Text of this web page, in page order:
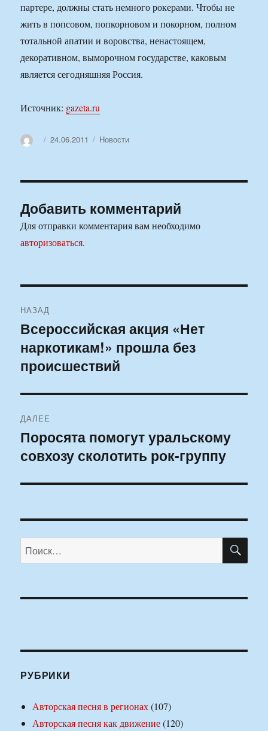
партере, должны стать немного рокерами. Чтобы не
жить в попсовом, попкорновом и покорном, полном
тотальной апатии и воровства, ненастоящем,
декоративном, выморочном государстве, каковым
является сегодняшняя Россия.
Источник: gazeta.ru
АвторОпубликовано
24.06.2011 Рубрики
Новости
Добавить комментарий
Для отправки комментария вам необходимо
авторизоваться.
по
записям
НАЗАД
Предыдущая
запись:
Всероссийская акция «Нет
наркотикам!» прошла без
происшествий
ДАЛЕЕ
Следующая
запись:
Поросята помогут уральскому
совхозу сколотить рок-группу
Искать:
РУБРИКИ
Авторская песня в регионах(107)
Авторская песня как движение(120)